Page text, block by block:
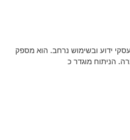
ידוע ובשימוש נרחב. הוא מספק
הניתוח מוגדר כ